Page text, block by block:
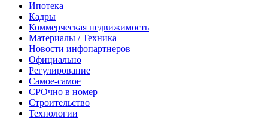
Ипотека
Кадры
Коммерческая недвижимость
Материалы / Техника
Новости инфопартнеров
Официально
Регулирование
Самое-самое
СРОчно в номер
Строительство
Технологии